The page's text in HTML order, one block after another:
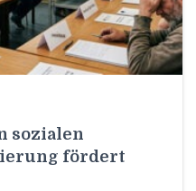
sozialen
fördert